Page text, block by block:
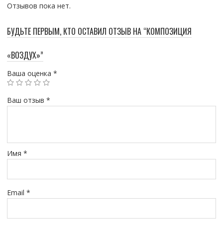
Отзывов пока нет.
БУДЬТЕ ПЕРВЫМ, КТО ОСТАВИЛ ОТЗЫВ НА “КОМПОЗИЦИЯ
«ВОЗДУХ»”
Ваша оценка *
Ваш отзыв *
Имя *
Email *